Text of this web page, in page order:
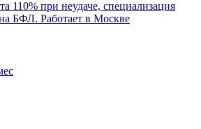
110% при неудаче, специализация
БФЛ. Работает в Москве